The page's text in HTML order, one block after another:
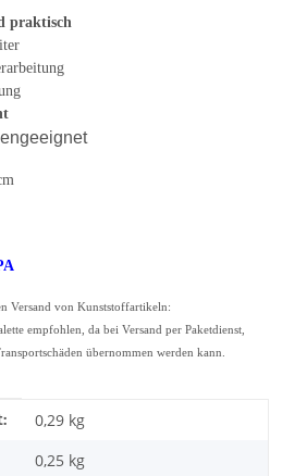
praktisch
Versand von Kunststoffartikeln:
empfohlen, da bei Versand per Paketdienst,
übernommen werden kann.
0,29 kg
0,25 kg